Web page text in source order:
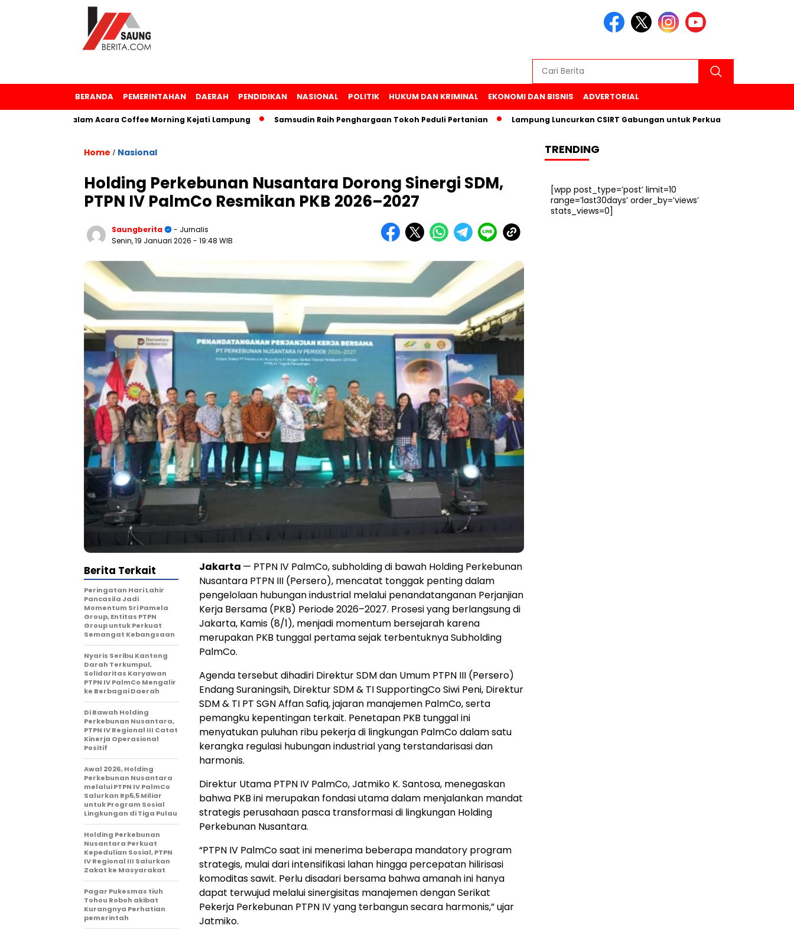
BERANDA PEMERINTAHAN DAERAH PENDIDIKAN NASIONAL POLITIK HUKUM DAN KRIMINAL EKONOMI DAN BISNIS ADVERTORIAL
dalam Acara Coffee Morning Kejati Lampung Samsudin Raih Penghargaan Tokoh Peduli Pertanian Lampung Luncurkan CSIRT Gabungan untuk Perkuat Keamanan Siber di 6
Home / Nasional
Holding Perkebunan Nusantara Dorong Sinergi SDM,
PTPN IV PalmCo Resmikan PKB 2026–2027
Saungberita
- Jurnalis
Senin, 19 Januari 2026 - 19:48 WIB
Jakarta — PTPN IV PalmCo, subholding di bawah Holding Perkebunan
Nusantara PTPN III (Persero), mencatat tonggak penting dalam
pengelolaan hubungan industrial melalui penandatanganan Perjanjian
Kerja Bersama (PKB) Periode 2026–2027. Prosesi yang berlangsung di
Jakarta, Kamis (8/1), menjadi momentum bersejarah karena
merupakan PKB tunggal pertama sejak terbentuknya Subholding
PalmCo.
Agenda tersebut dihadiri Direktur SDM dan Umum PTPN III (Persero)
Endang Suraningsih, Direktur SDM & TI SupportingCo Siwi Peni, Direktur
SDM & TI PT SGN Affan Safiq, jajaran manajemen PalmCo, serta
pemangku kepentingan terkait. Penetapan PKB tunggal ini
menyatukan puluhan ribu pekerja di lingkungan PalmCo dalam satu
kerangka regulasi hubungan industrial yang terstandarisasi dan
harmonis.
Direktur Utama PTPN IV PalmCo, Jatmiko K. Santosa, menegaskan
bahwa PKB ini merupakan fondasi utama dalam menjalankan mandat
strategis perusahaan pasca transformasi di lingkungan Holding
Perkebunan Nusantara.
“PTPN IV PalmCo saat ini menerima beberapa mandatory program
strategis, mulai dari intensifikasi lahan hingga percepatan hilirisasi
komoditas sawit. Perlu disadari bersama bahwa amanah ini hanya
dapat terwujud melalui sinergisitas manajemen dengan Serikat
Pekerja Perkebunan PTPN IV yang terbangun secara harmonis,” ujar
Jatmiko.
Berita Terkait
Peringatan Hari Lahir
Pancasila Jadi
Momentum Sri Pamela
Group, Entitas PTPN
Group untuk Perkuat
Semangat Kebangsaan
Nyaris Seribu Kantong
Darah Terkumpul,
Solidaritas Karyawan
PTPN IV PalmCo Mengalir
ke Berbagai Daerah
Di Bawah Holding
Perkebunan Nusantara,
PTPN IV Regional III Catat
Kinerja Operasional
Positif
Awal 2026, Holding
Perkebunan Nusantara
melalui PTPN IV PalmCo
Salurkan Rp5,5 Miliar
untuk Program Sosial
Lingkungan di Tiga Pulau
Holding Perkebunan
Nusantara Perkuat
Kepedulian Sosial, PTPN
IV Regional III Salurkan
Zakat ke Masyarakat
Pagar Pukesmas tiuh
Tohou Roboh akibat
Kurangnya Perhatian
pemerintah
TRENDING
[wpp post_type=’post’ limit=10
range=’last30days’ order_by=’views’
stats_views=0]